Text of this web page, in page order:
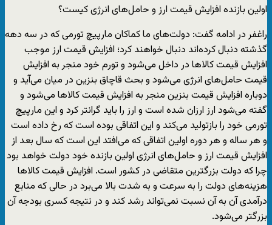
اولین بازنده افزایش قیمت ارز و حامل‌های انرژی کیست؟
راغفر در ادامه گفت: دولت‌های ما کماکان مارپیچ تورمی که در سه دهه
گذشته دنبال کرده‌اند دنبال خواهند کرد؛ افزایش قیمت ارز موجب
افزایش قیمت کالا‌ها در داخل می‌شود و تورم خود منجر به افزایش
قیمت حامل‌های انرژی می‌شود و بحث قاچاق بنزین در میان می‌آید و
دوباره افزایش قیمت بنزین منجر به افزایش قیمت کالا‌ها می‌شود و
گفته می‌شود ارز ارزان شده است و ارز را باید گرانتر کرد و این مارپیچ
تورمی خود را بازتولید می‌کند و این اتفاقی بوده است که رخ داده است
و هر ساله و هر دوره اولین اتفاقی که می‌افتد این است که سال بعد از
افزایش قیمت ارز و حامل‌های انرژی اولین بازنده خود دولت خواهد بود
چرا که دولت بزرگترین متقاضی در کشور است. افزایش قیمت کالا‌ها
هزینه‌های دولت را به سرعت و به شدت بالا می‌برد در حالی که منابع
درآمدی آن به آن نسبت نمی‌تواند رشد کند و در نتیجه کسری بودجه آن
بزرگتر می‌شود.